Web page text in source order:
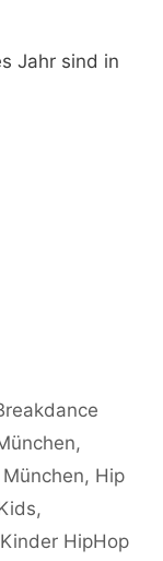
Jahr sind in
,
, Hip
,
Kinder HipHop